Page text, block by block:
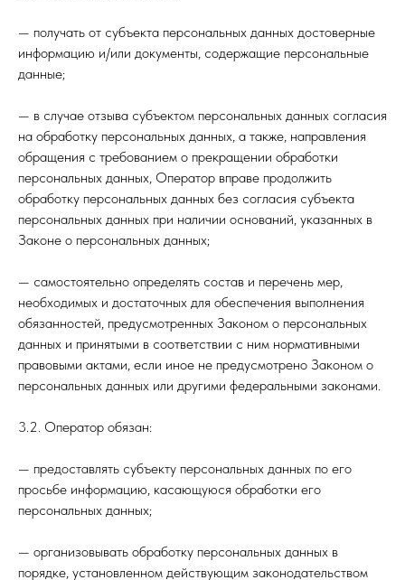
— получать от субъекта персональных данных достоверные
информацию и/или документы, содержащие персональные
данные;
— в случае отзыва субъектом персональных данных согласия
на обработку персональных данных, а также, направления
обращения с требованием о прекращении обработки
персональных данных, Оператор вправе продолжить
обработку персональных данных без согласия субъекта
персональных данных при наличии оснований, указанных в
Законе о персональных данных;
— самостоятельно определять состав и перечень мер,
необходимых и достаточных для обеспечения выполнения
обязанностей, предусмотренных Законом о персональных
данных и принятыми в соответствии с ним нормативными
правовыми актами, если иное не предусмотрено Законом о
персональных данных или другими федеральными законами.
3.2. Оператор обязан:
— предоставлять субъекту персональных данных по его
просьбе информацию, касающуюся обработки его
персональных данных;
— организовывать обработку персональных данных в
порядке, установленном действующим законодательством